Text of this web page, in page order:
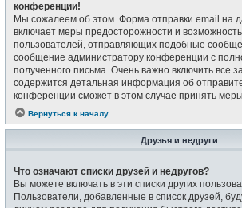
конференции!
Мы сожалеем об этом. Форма отправки email на
включает меры предосторожности и
пользователей, отправляющих подобные
сообщение администратору конференции с
полученного письма. Очень важно включить все
содержится детальная информация об
конференции сможет в этом случае принять
Вернуться к началу
Друзья и недруги
Что означают списки друзей и недругов?
Вы можете включать в эти списки других
Пользователи, добавленные в список друзей,